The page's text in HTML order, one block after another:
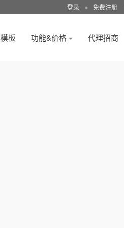
登录 ● 免费注册
模板 功能&价格 代理招商